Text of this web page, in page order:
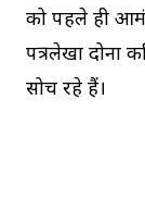
को पहले ही
पत्रलेखा दोनों
सोच रहे हैं।